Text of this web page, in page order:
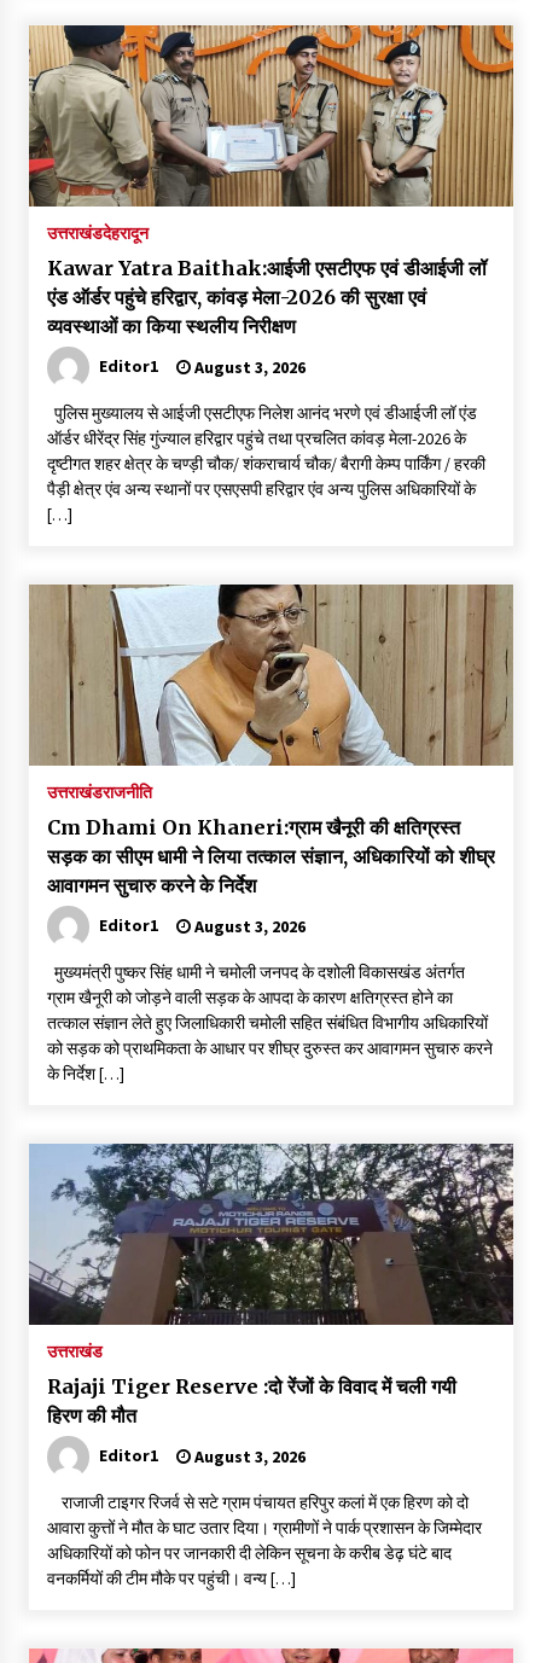
उत्तराखंडदेहरादून
Kawar Yatra Baithak:आईजी एसटीएफ एवं डीआईजी लॉ
एंड ऑर्डर पहुंचे हरिद्वार, कांवड़ मेला-2026 की सुरक्षा एवं
व्यवस्थाओं का किया स्थलीय निरीक्षण
Editor1 August 3, 2026
पुलिस मुख्यालय से आईजी एसटीएफ निलेश आनंद भरणे एवं डीआईजी लॉ एंड
ऑर्डर धीरेंद्र सिंह गुंज्याल हरिद्वार पहुंचे तथा प्रचलित कांवड़ मेला-2026 के
दृष्टीगत शहर क्षेत्र के चण्ड़ी चौक/ शंकराचार्य चौक/ बैरागी केम्प पार्किंग / हरकी
पैड़ी क्षेत्र एंव अन्य स्थानों पर एसएसपी हरिद्वार एंव अन्य पुलिस अधिकारियों के
[…]
उत्तराखंडराजनीति
Cm Dhami On Khaneri:ग्राम खैनूरी की क्षतिग्रस्त
सड़क का सीएम धामी ने लिया तत्काल संज्ञान, अधिकारियों को शीघ्र
आवागमन सुचारु करने के निर्देश
Editor1 August 3, 2026
मुख्यमंत्री पुष्कर सिंह धामी ने चमोली जनपद के दशोली विकासखंड अंतर्गत
ग्राम खैनूरी को जोड़ने वाली सड़क के आपदा के कारण क्षतिग्रस्त होने का
तत्काल संज्ञान लेते हुए जिलाधिकारी चमोली सहित संबंधित विभागीय अधिकारियों
को सड़क को प्राथमिकता के आधार पर शीघ्र दुरुस्त कर आवागमन सुचारु करने
के निर्देश […]
उत्तराखंड
Rajaji Tiger Reserve :दो रेंजों के विवाद में चली गयी
हिरण की मौत
Editor1 August 3, 2026
राजाजी टाइगर रिजर्व से सटे ग्राम पंचायत हरिपुर कलां में एक हिरण को दो
आवारा कुत्तों ने मौत के घाट उतार दिया। ग्रामीणों ने पार्क प्रशासन के जिम्मेदार
अधिकारियों को फोन पर जानकारी दी लेकिन सूचना के करीब डेढ़ घंटे बाद
वनकर्मियों की टीम मौके पर पहुंची। वन्य […]